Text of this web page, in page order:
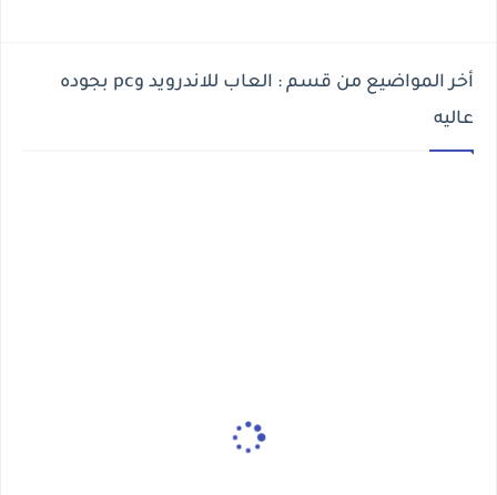
أخر المواضيع من قسم : العاب للاندرويد وpc بجوده
عاليه